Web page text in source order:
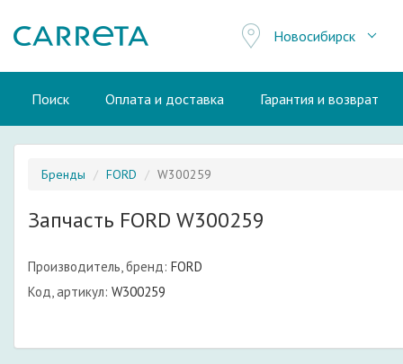
Новосибирск
Поиск Оплата и доставка Гарантия и возврат
Бренды FORD W300259
Запчасть FORD W300259
Производитель, бренд: FORD
Код, артикул: W300259